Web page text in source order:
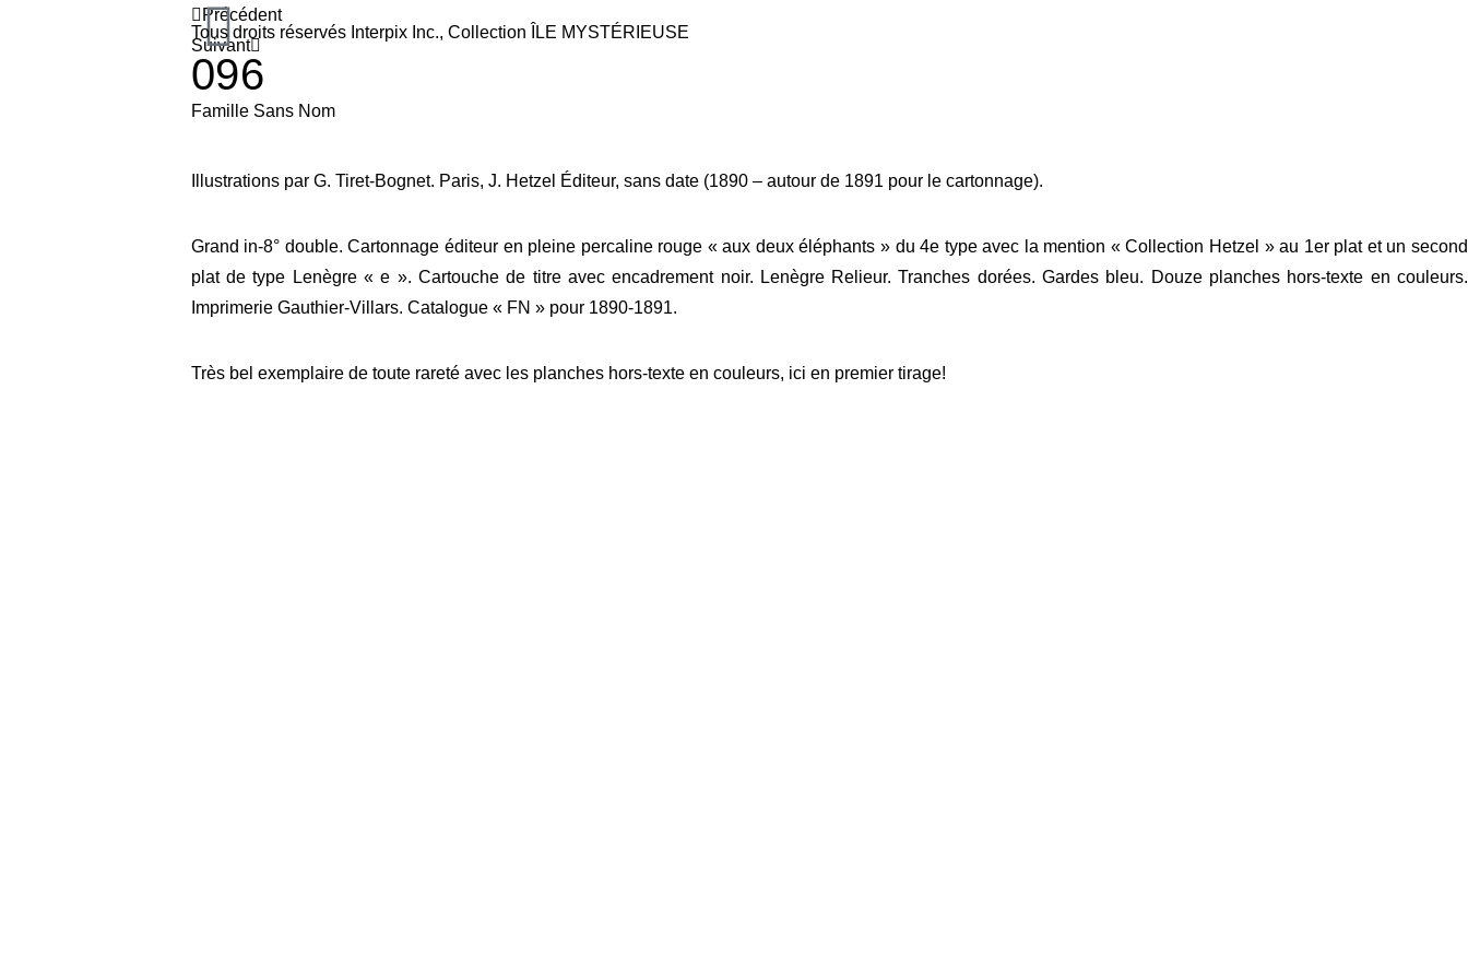
096
Famille Sans Nom
Illustrations par G. Tiret-Bognet. Paris, J. Hetzel Éditeur, sans date (1890 – autour de 1891 pour le cartonnage).
Grand in-8° double. Cartonnage éditeur en pleine percaline rouge « aux deux éléphants » du 4e type avec la mention « Collection Hetzel » au 1er plat et un second
plat de type Lenègre « e ». Cartouche de titre avec encadrement noir. Lenègre Relieur. Tranches dorées. Gardes bleu. Douze planches hors-texte en couleurs.
Imprimerie Gauthier-Villars. Catalogue « FN » pour 1890-1891.
Très bel exemplaire de toute rareté avec les planches hors-texte en couleurs, ici en premier tirage!
Précédent
Suivant
Tous droits réservés Interpix Inc., Collection ÎLE MYSTÉRIEUSE